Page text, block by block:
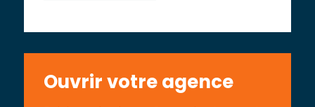
Ouvrir votre agence